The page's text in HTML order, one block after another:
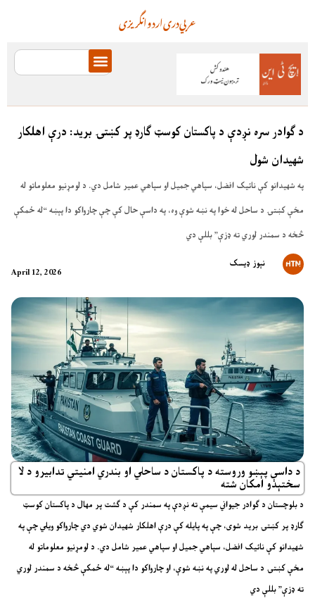
انگریزیاردودریعربي
د ګوادر سره نږدې د پاکستان کوسټ ګارډ پر کښتۍ برید: درې اهلکار
شهیدان شول
په شهیدانو کې نائیک افضل، سپاهي جمیل او سپاهي عمیر شامل دي. د لومړنیو معلوماتو له
مخې کښتۍ د ساحل له خوا په نښه شوې وه، په داسې حال کې چې چارواکو دا پېښه “له ځمکې
څخه د سمندر لوري ته ډزې” بللې دي
April 12, 2026
نېوز ډیسک
د داسې پېښو وروسته د پاکستان د ساحلي او بندري امنیتي تدابیرو د لا
سختېدو امکان شته
د بلوچستان د ګوادر جیواني سیمې ته نږدې په سمندر کې د ګشت پر مهال د پاکستان کوسټ
ګارډ پر کښتۍ برید شوی، چې په پایله کې درې اهلکار شهیدان شوي دي چارواکو ویلي چې په
شهیدانو کې نائیک افضل، سپاهي جمیل او سپاهي عمیر شامل دي. د لومړنیو معلوماتو له
مخې کښتۍ د ساحل له لوري په نښه شوې، او چارواکو دا پېښه “له ځمکې څخه د سمندر لوري
ته ډزې” بللې دي